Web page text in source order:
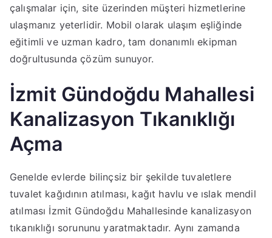
çalışmalar için, site üzerinden müşteri hizmetlerine
ulaşmanız yeterlidir. Mobil olarak ulaşım eşliğinde
eğitimli ve uzman kadro, tam donanımlı ekipman
doğrultusunda çözüm sunuyor.
İzmit Gündoğdu Mahallesi
Kanalizasyon Tıkanıklığı
Açma
Genelde evlerde bilinçsiz bir şekilde tuvaletlere
tuvalet kağıdının atılması, kağıt havlu ve ıslak mendil
atılması İzmit Gündoğdu Mahallesinde kanalizasyon
tıkanıklığı sorununu yaratmaktadır. Aynı zamanda